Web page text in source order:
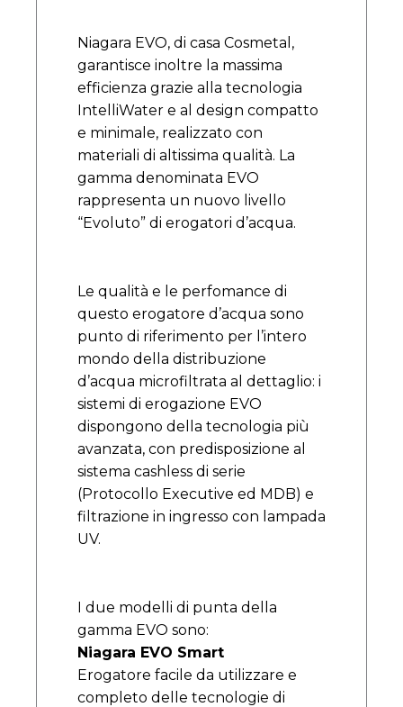
Niagara EVO, di casa Cosmetal,
garantisce inoltre la massima
efficienza grazie alla tecnologia
IntelliWater e al design compatto
e minimale, realizzato con
materiali di altissima qualità. La
gamma denominata EVO
rappresenta un nuovo livello
“Evoluto” di erogatori d’acqua.
Le qualità e le perfomance di
questo erogatore d’acqua sono
punto di riferimento per l’intero
mondo della distribuzione
d’acqua microfiltrata al dettaglio: i
sistemi di erogazione EVO
dispongono della tecnologia più
avanzata, con predisposizione al
sistema cashless di serie
(Protocollo Executive ed MDB) e
filtrazione in ingresso con lampada
UV.
I due modelli di punta della
gamma EVO sono:
Niagara EVO Smart
Erogatore facile da utilizzare e
completo delle tecnologie di